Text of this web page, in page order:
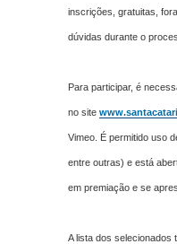
inscrições, gratuitas,
dúvidas durante o
Para participar, é
no site
Vimeo. É permitido uso
entre outras) e está
em premiação e se
A lista dos selecionados